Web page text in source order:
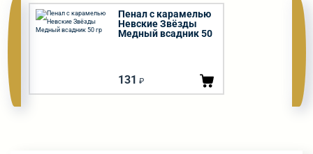
Пенал с карамелью
Невские Звёзды
Медный всадник 50
131 ₽